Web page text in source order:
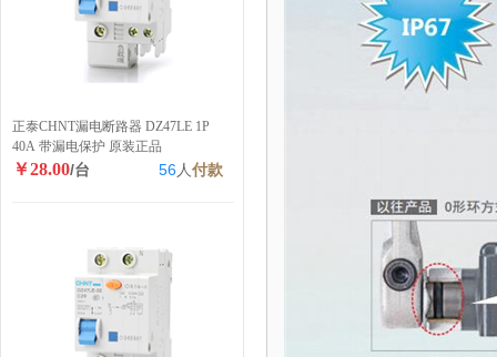
正泰CHNT漏电断路器 DZ47LE 1P
40A 带漏电保护 原装正品
￥28.00/台 56人付款